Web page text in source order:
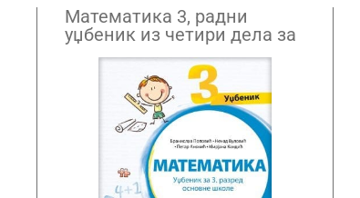
Математика 3, радни
уџбеник из четири дела за
трећи разред